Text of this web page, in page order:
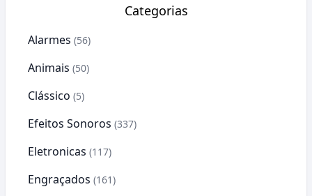
Categorias
Alarmes (56)
Animais (50)
Clássico (5)
Efeitos Sonoros (337)
Eletronicas (117)
Engraçados (161)